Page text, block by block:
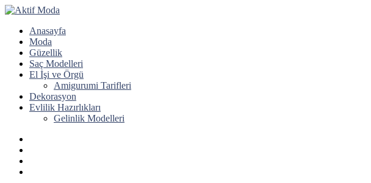
Anasayfa
Moda
Güzellik
Saç Modelleri
El İşi ve Örgü
Amigurumi Tarifleri
Dekorasyon
Evlilik Hazırlıkları
Gelinlik Modelleri